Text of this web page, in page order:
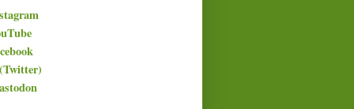
Radioaktivita, biovína, ženy a vagón
splašek
Drambuie – pomoc v případě zimy
Bubláme s Grandioso Brut z Valtic
a Champagne Phil...
Plusy a mínusy Prague Food